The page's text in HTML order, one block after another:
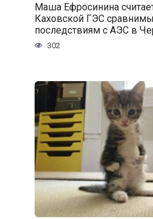
Маша Ефросинина
Каховской ГЭС
последствиям с АЭС в
302